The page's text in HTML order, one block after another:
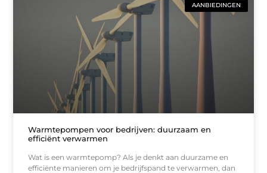
AANBIEDINGEN
Warmtepompen voor bedrijven: duurzaam en
efficiënt verwarmen
Wat is een warmtepomp? Als je denkt aan duurzame en
efficiënte manieren om je bedrijfspand te verwarmen, dan